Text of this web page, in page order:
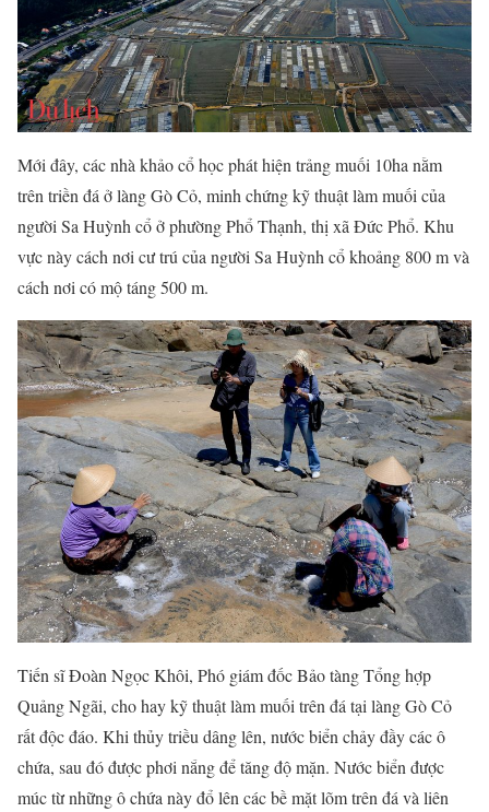
Mới đây, các nhà khảo cổ học phát hiện trảng muối 10ha nằm
trên triền đá ở làng Gò Cỏ, minh chứng kỹ thuật làm muối của
người Sa Huỳnh cổ ở phường Phổ Thạnh, thị xã Đức Phổ. Khu
vực này cách nơi cư trú của người Sa Huỳnh cổ khoảng 800 m và
cách nơi có mộ táng 500 m.
Tiến sĩ Đoàn Ngọc Khôi, Phó giám đốc Bảo tàng Tổng hợp
Quảng Ngãi, cho hay kỹ thuật làm muối trên đá tại làng Gò Cỏ
rất độc đáo. Khi thủy triều dâng lên, nước biển chảy đầy các ô
chứa, sau đó được phơi nắng để tăng độ mặn. Nước biển được
múc từ những ô chứa này đổ lên các bề mặt lõm trên đá và liên